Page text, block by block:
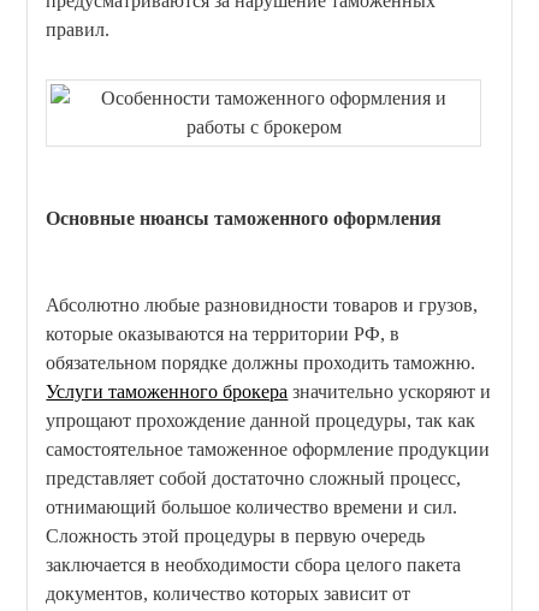
правил.
Основные нюансы таможенного оформления
Абсолютно любые разновидности товаров и грузов,
которые оказываются на территории РФ, в
обязательном порядке должны проходить таможню.
Услуги таможенного брокера значительно ускоряют и
упрощают прохождение данной процедуры, так как
самостоятельное таможенное оформление продукции
представляет собой достаточно сложный процесс,
отнимающий большое количество времени и сил.
Сложность этой процедуры в первую очередь
заключается в необходимости сбора целого пакета
документов, количество которых зависит от